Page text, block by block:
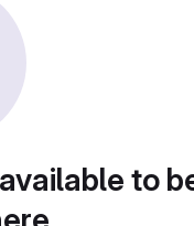
to